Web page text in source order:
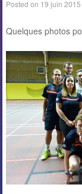
Posted on 19 juin 2015
Quelques photos